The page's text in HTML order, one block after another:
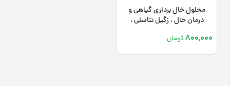
محلول خال برداری گیاهی و
درمان خال ، زگیل تناسلی ،
800,000 تومان